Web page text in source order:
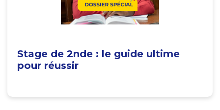
Stage de 2nde : le guide ultime
pour réussir